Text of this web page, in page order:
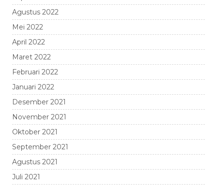
Agustus 2022
Mei 2022
April 2022
Maret 2022
Februari 2022
Januari 2022
Desember 2021
November 2021
Oktober 2021
September 2021
Agustus 2021
Juli 2021